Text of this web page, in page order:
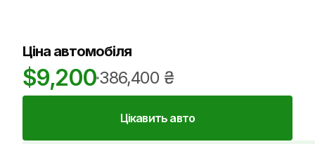
Ціна автомобіля
$9,200386,400 ₴
Цікавить авто